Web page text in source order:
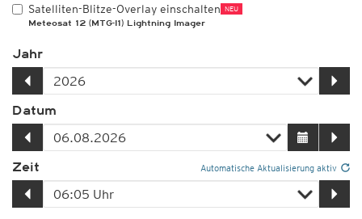
Satelliten-Blitze-Overlay einschalten NEU
Meteosat 12 (MTG-I1) Lightning Imager
Jahr
Datum
Zeit Automatische Aktualisierung aktiv